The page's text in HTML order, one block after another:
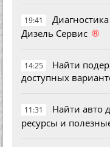
19:41
Дизель Сервис ®
14:25
Найти
доступных
11:31
Найти авто
ресурсы и